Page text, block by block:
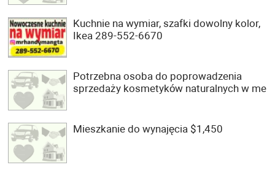
Kuchnie na wymiar, szafki dowolny kolor,
Ikea 289-552-6670
Potrzebna osoba do poprowadzenia
sprzedaży kosmetyków naturalnych w me
Mieszkanie do wynajęcia $1,450